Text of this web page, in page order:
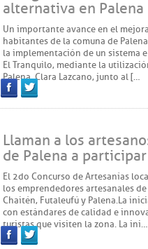
alternativa en Palena
Un importante avance en el
habitantes de la comuna de
la implementación de un sistema
El Tranquilo, mediante la
Palena, Clara Lazcano, junto al […
FacebookTwitter
Llaman a los
de Palena a
El 2do Concurso de Artesanías
los emprendedores artesanales
Chaitén, Futaleufú y Palena. La
con estándares de calidad e
turistas que visiten la zona. La ini…